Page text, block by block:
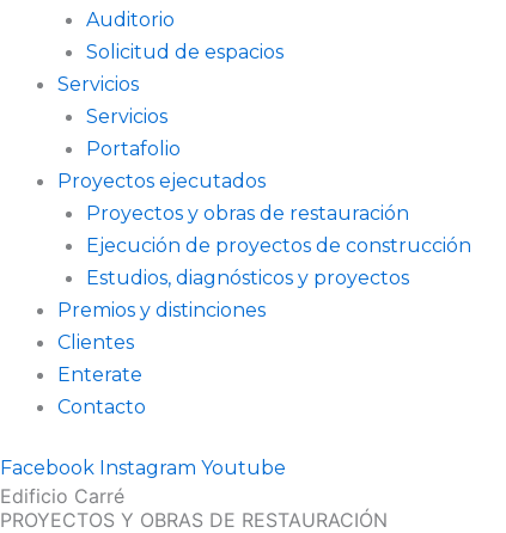
Auditorio
Solicitud de espacios
Servicios
Servicios
Portafolio
Proyectos ejecutados
Proyectos y obras de restauración
Ejecución de proyectos de construcción
Estudios, diagnósticos y proyectos
Premios y distinciones
Clientes
Enterate
Contacto
Facebook Instagram Youtube
Edificio Carré
PROYECTOS Y OBRAS DE RESTAURACIÓN